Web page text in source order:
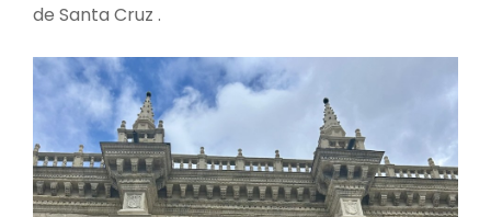
de Santa Cruz .